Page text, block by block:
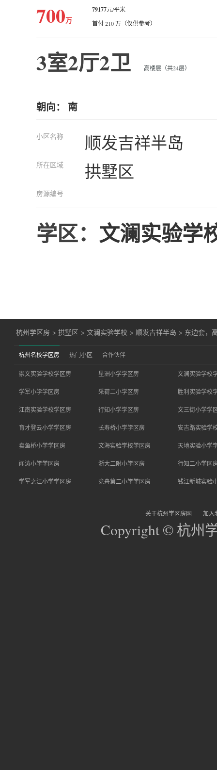
700万
79177元/平米
首付 210 万（仅供参考）
3室2厅2卫 高楼层（共24层）
朝向： 南
小区名称 顺发吉祥半岛
所在区域 拱墅区
房源编号
学区： 文澜实验学
杭州学区房 >拱墅区 >文澜实验学校 >顺发吉祥半岛 > 东边套，
杭州名校学区房 热门小区 合作伙伴
崇文实验学校学区房 星洲小学学区房 文澜实验学校
学军小学学区房 采荷二小学区房 胜利实验学校
江南实验学校学区房 行知小学学区房 文三街小学学
育才登云小学学区房 长寿桥小学学区房 安吉路实验学
卖鱼桥小学学区房 文海实验学校学区房 天地实验小学
闻涛小学学区房 浙大二附小学区房 行知二小学区
学军之江小学学区房 竞舟第二小学学区房 钱江新城实验
关于杭州学区房网 加入
Copyright © 杭州